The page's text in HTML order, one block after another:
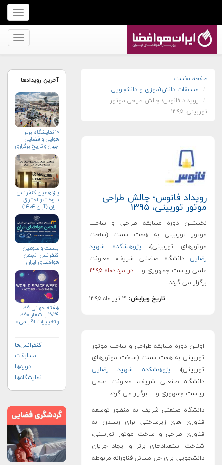
برای
نمایش
منو
برای
کنید
صفحه نخست
مسابقات دانش‌آموزی و دانشجویی
رویداد فانوس؛ چالش طراحی موتور
توربینی، ۱۳۹۵
رویداد فانوس؛ چالش طراحی
موتور توربینی، ۱۳۹۵
نخستین دوره مسابقه طراحی و ساخت
موتور توربینی به همت سمت (ساخت
موتورهای توربینی)، پژوهشکده شهید
رضایی دانشگاه صنعتی شریف، معاونت
علمی ریاست جمهوری و ...در مردادماه ۱۳۹۵
برگزار می گردد.
تاریخ ویرایش: ۲۱ تیر ماه ۱۳۹۵
اولین دوره مسابقه طراحی و ساخت موتور
توربینی به همت سمت (ساخت موتورهای
توربینی)، پژوهشکده شهید رضایی
دانشگاه صنعتی شریف، معاونت علمی
ریاست جمهوری و ... برگزار می گردد.
دانشگاه صنعتی شریف به منظور توسعه
فناوری های زیرساختی برای رسیدن به
فناوری طراحی و ساخت موتور توربینی،
شناخت استعدادهای برتر و ایجاد جریان
دانشجویی برای حل مسائل فناورانه مربوطه
آخرین رویدادها
۱۰ نمایشگاه برتر
هوایی و فضایی
جهان و تاریخ برگزاری
آن‌ها
یازدهمین کنفرانس
سوخت و احتراق
ایران (آبان‌ ۱۴۰۴)
بیست و سومین
کنفرانس انجمن
هوافضای ايران
هفته جهانی فضا
۲۰۲۴ با شعار «فضا
و تغییرات اقلیمی»
کنفرانس‌ها
مسابقات
دوره‌ها
نمایشگاه‌ها